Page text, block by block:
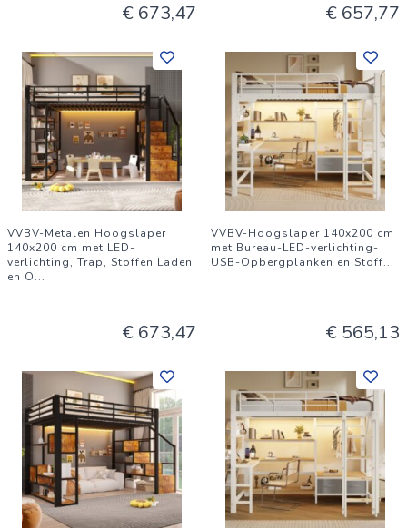
€ 673,47 € 657,77
VVBV-Metalen Hoogslaper
140x200 cm met LED-
verlichting, Trap, Stoffen Laden
en O...
€ 673,47
VVBV-Hoogslaper 140x200 cm
met Bureau-LED-verlichting-
USB-Opbergplanken en Stoff...
€ 565,13